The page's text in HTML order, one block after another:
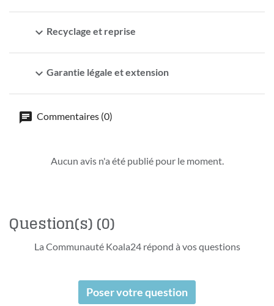
expand_more Recyclage et reprise
expand_more Garantie légale et extension
Commentaires (0)
Aucun avis n'a été publié pour le moment.
Question(s)(0)
La Communauté Koala24 répond à vos questions
Poser votre question